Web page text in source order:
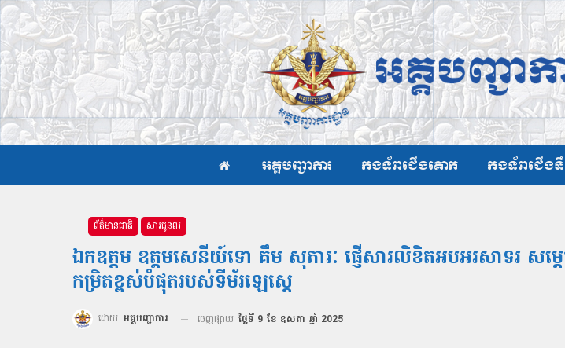
អគ្គបញ្ជាការ កងទ័ពជើងគោក កងទ័ពជើង
ព័ត៌មានជាតិ សារជូនពរ
ឯកឧត្ដម ឧត្ដមសេនីយ៍ទោ គឹម សុភារៈ ផ្ញើសារលិខិតអបអរសាទរ
កម្រិតខ្ពស់បំផុតរបស់ទីម័រឡេស្តេ
ដោយ អគ្គបញ្ជាការ ចេញផ្សាយ ថ្ងៃទី 9 ខែ ឧសភា ឆ្នាំ 2025